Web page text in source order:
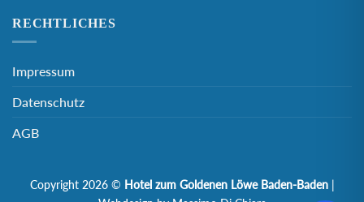
RECHTLICHES
Impressum
Datenschutz
AGB
Copyright 2026 © Hotel zum Goldenen Löwe Baden-Baden|